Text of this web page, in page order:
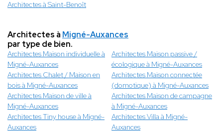
Architectes à Saint-Benoît
Architectes à Migné-Auxances
par type de bien.
Architectes Maison individuelle à
Migné-Auxances
Architectes Maison passive /
écologique à Migné-Auxances
Architectes Chalet / Maison en
bois à Migné-Auxances
Architectes Maison connectée
(domotique) à Migné-Auxances
Architectes Maison de ville à
Migné-Auxances
Architectes Maison de campagne
à Migné-Auxances
Architectes Tiny house à Migné-
Auxances
Architectes Villa à Migné-
Auxances